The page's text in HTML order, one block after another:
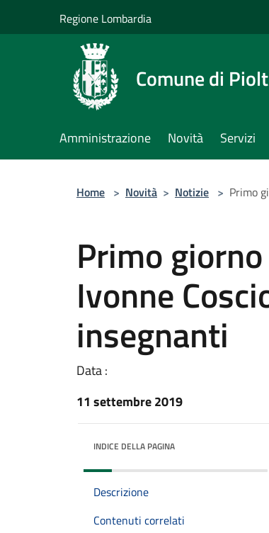
Regione Lombardia
Comune di
Amministrazione Novità Servizi
Home > Novità > Notizie > Primo
Primo
Ivonne
insegnanti
Data :
11 settembre 2019
INDICE DELLA PAGINA
Descrizione
Contenuti correlati